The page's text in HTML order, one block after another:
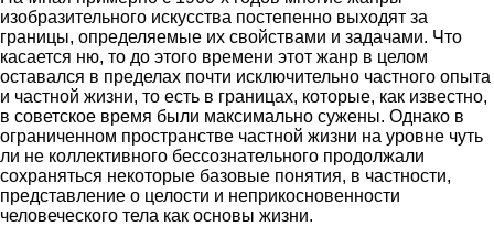
изобразительного искусства постепенно выходят за
границы, определяемые их свойствами и задачами. Что
касается ню, то до этого времени этот жанр в целом
оставался в пределах почти исключительно частного опыта
и частной жизни, то есть в границах, которые, как известно,
в советское время были максимально сужены. Однако в
ограниченном пространстве частной жизни на уровне чуть
ли не коллективного бессознательного продолжали
сохраняться некоторые базовые понятия, в частности,
представление о целости и неприкосновенности
человеческого тела как основы жизни.